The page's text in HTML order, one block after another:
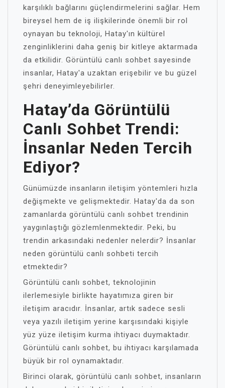
karşılıklı bağlarını güçlendirmelerini sağlar. Hem
bireysel hem de iş ilişkilerinde önemli bir rol
oynayan bu teknoloji, Hatay'ın kültürel
zenginliklerini daha geniş bir kitleye aktarmada
da etkilidir. Görüntülü canlı sohbet sayesinde
insanlar, Hatay'a uzaktan erişebilir ve bu güzel
şehri deneyimleyebilirler.
Hatay’da Görüntülü
Canlı Sohbet Trendi:
İnsanlar Neden Tercih
Ediyor?
Günümüzde insanların iletişim yöntemleri hızla
değişmekte ve gelişmektedir. Hatay'da da son
zamanlarda görüntülü canlı sohbet trendinin
yaygınlaştığı gözlemlenmektedir. Peki, bu
trendin arkasındaki nedenler nelerdir? İnsanlar
neden görüntülü canlı sohbeti tercih
etmektedir?
Görüntülü canlı sohbet, teknolojinin
ilerlemesiyle birlikte hayatımıza giren bir
iletişim aracıdır. İnsanlar, artık sadece sesli
veya yazılı iletişim yerine karşısındaki kişiyle
yüz yüze iletişim kurma ihtiyacı duymaktadır.
Görüntülü canlı sohbet, bu ihtiyacı karşılamada
büyük bir rol oynamaktadır.
Birinci olarak, görüntülü canlı sohbet, insanların